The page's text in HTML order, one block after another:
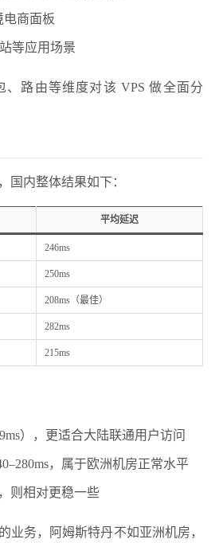
电商面板
等应用场景
、路由等维度对该 VPS 做全面分
国内整体结果如下：
平均延迟
246ms
250ms
208ms（最佳）
282ms
215ms
），更适合大陆联通用户访问
，属于欧洲机房正常水平
则相对更稳一些
业务，阿姆斯特丹不如亚洲机房，